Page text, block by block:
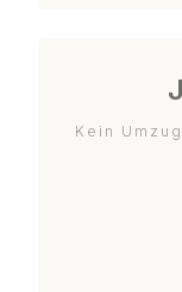
Kein